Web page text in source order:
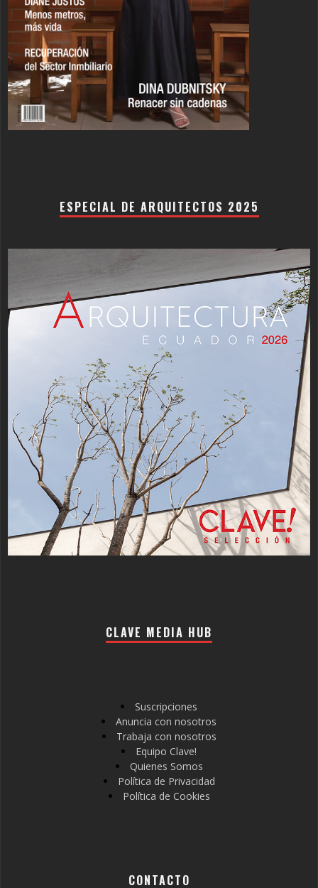
ESPECIAL DE ARQUITECTOS 2025
CLAVE MEDIA HUB
Suscripciones
Anuncia con nosotros
Trabaja con nosotros
Equipo Clave!
Quienes Somos
Política de Privacidad
Política de Cookies
CONTACTO